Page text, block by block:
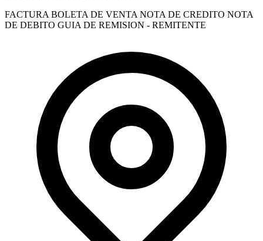
FACTURA BOLETA DE VENTA NOTA DE CREDITO NOTA
DE DEBITO GUIA DE REMISION - REMITENTE